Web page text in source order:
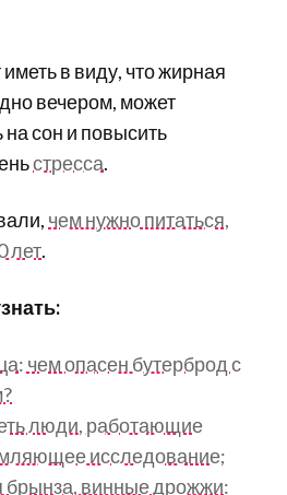
в виду, что жирная
вечером, может
на сон и повысить
стресса.
чем нужно питаться,
лет.
чем опасен бутерброд с
люди, работающие
исследование;
брынза, винные дрожжи: